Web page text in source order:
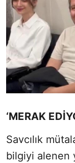
‘MERAK
Savcılık
bilgiyi alenen